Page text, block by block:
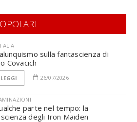
sulla fantascienza di
Covacich
LEGGI 26/07/2026
parte nel tempo: la
degli Iron Maiden